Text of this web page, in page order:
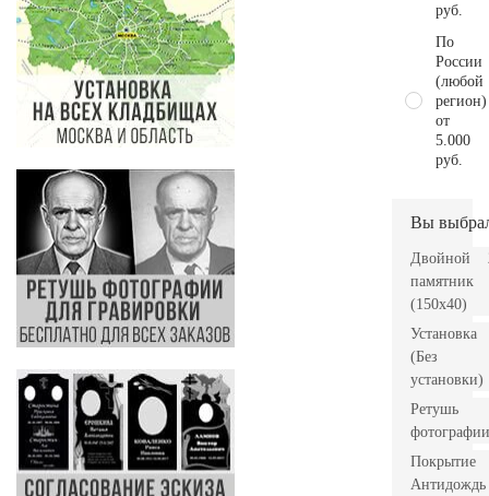
руб.
По
России
(любой
регион)
от
5.000
руб.
Вы
Двойной
памятник
(150x40)
Установка
(Без
установки)
Ретушь
фотографии
Покрытие
Антидождь